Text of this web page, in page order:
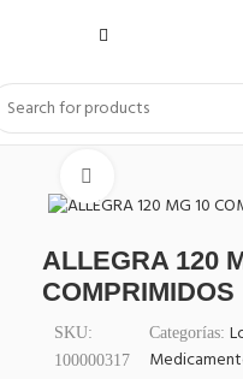
ALLEGRA 120
COMPRIMIDOS
SKU:
100000317
Categorías: